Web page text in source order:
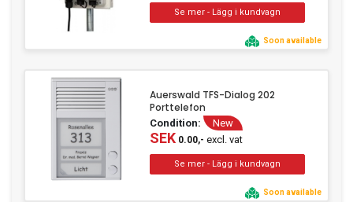
Soon available
Auerswald TFS-Dialog 202
Porttelefon
Condition: New
SEK0.00,- excl. vat
Soon available